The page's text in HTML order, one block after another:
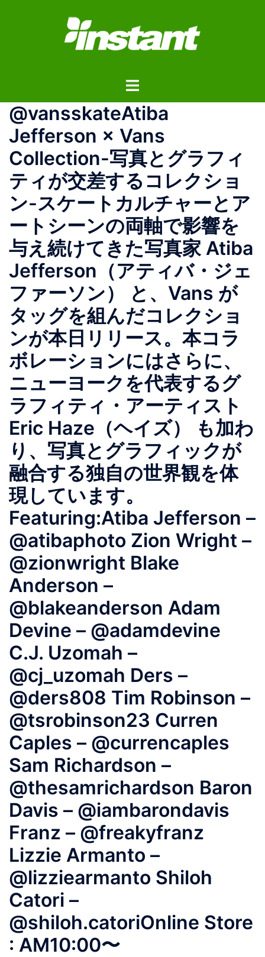
ス
ト
ル
メ
ニ
ュ
ー
@vansskateAtiba
Jefferson × Vans
Collection-写真とグラフィ
ティが交差するコレクショ
ン-スケートカルチャーとア
ートシーンの両軸で影響を
与え続けてきた写真家 Atiba
Jefferson（アティバ・ジェ
ファーソン） と、Vans が
タッグを組んだコレクショ
ンが本日リリース。本コラ
ボレーションにはさらに、
ニューヨークを代表するグ
ラフィティ・アーティスト
Eric Haze（ヘイズ） も加わ
り、写真とグラフィックが
融合する独自の世界観を体
現しています。
Featuring:Atiba Jefferson –
@atibaphoto Zion Wright –
@zionwright Blake
Anderson –
@blakeanderson Adam
Devine – @adamdevine
C.J. Uzomah –
@cj_uzomah Ders –
@ders808 Tim Robinson –
@tsrobinson23 Curren
Caples – @currencaples
Sam Richardson –
@thesamrichardson Baron
Davis – @iambarondavis
Franz – @freakyfranz
Lizzie Armanto –
@lizziearmanto Shiloh
Catori –
@shiloh.catoriOnline Store
: AM10:00〜